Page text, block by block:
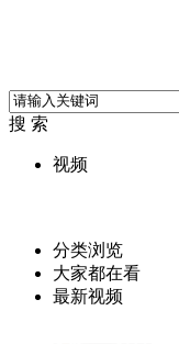
搜 索
视频
分类浏览
大家都在看
最新视频